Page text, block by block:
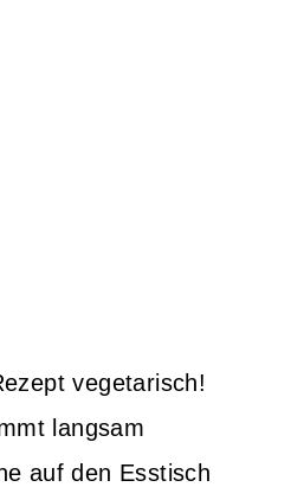
vegetarisch!
langsam
auf den Esstisch